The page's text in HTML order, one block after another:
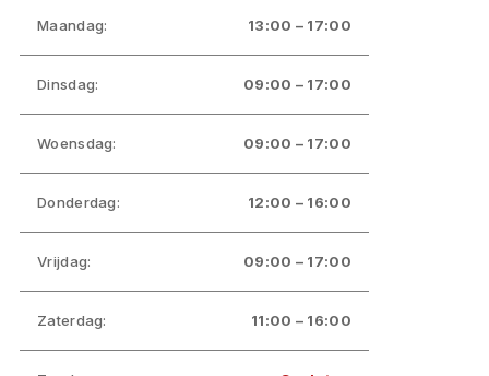
Maandag: 13:00 – 17:00
Dinsdag: 09:00 – 17:00
Woensdag: 09:00 – 17:00
Donderdag: 12:00 – 16:00
Vrijdag: 09:00 – 17:00
Zaterdag: 11:00 – 16:00